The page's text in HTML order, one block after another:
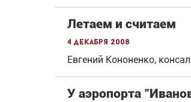
Летаем и считаем
4 декабря 2008
Евгений Кононенко,
У аэропорта